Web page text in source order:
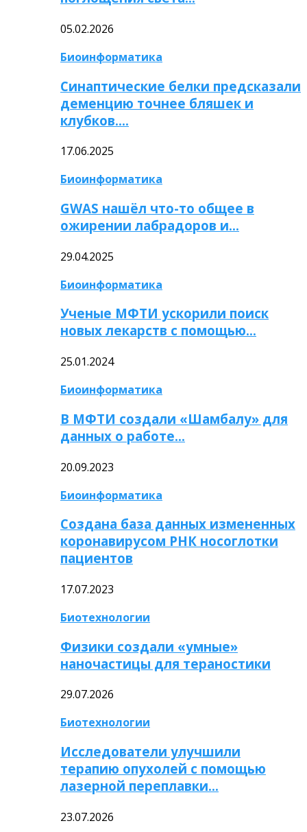
05.02.2026
Биоинформатика
Синаптические белки предсказали
деменцию точнее бляшек и
клубков….
17.06.2025
Биоинформатика
GWAS нашёл что-то общее в
ожирении лабрадоров и…
29.04.2025
Биоинформатика
Ученые МФТИ ускорили поиск
новых лекарств с помощью…
25.01.2024
Биоинформатика
В МФТИ создали «Шамбалу» для
данных о работе…
20.09.2023
Биоинформатика
Создана база данных измененных
коронавирусом РНК носоглотки
пациентов
17.07.2023
Биотехнологии
Физики создали «умные»
наночастицы для тераностики
29.07.2026
Биотехнологии
Исследователи улучшили
терапию опухолей с помощью
лазерной переплавки…
23.07.2026